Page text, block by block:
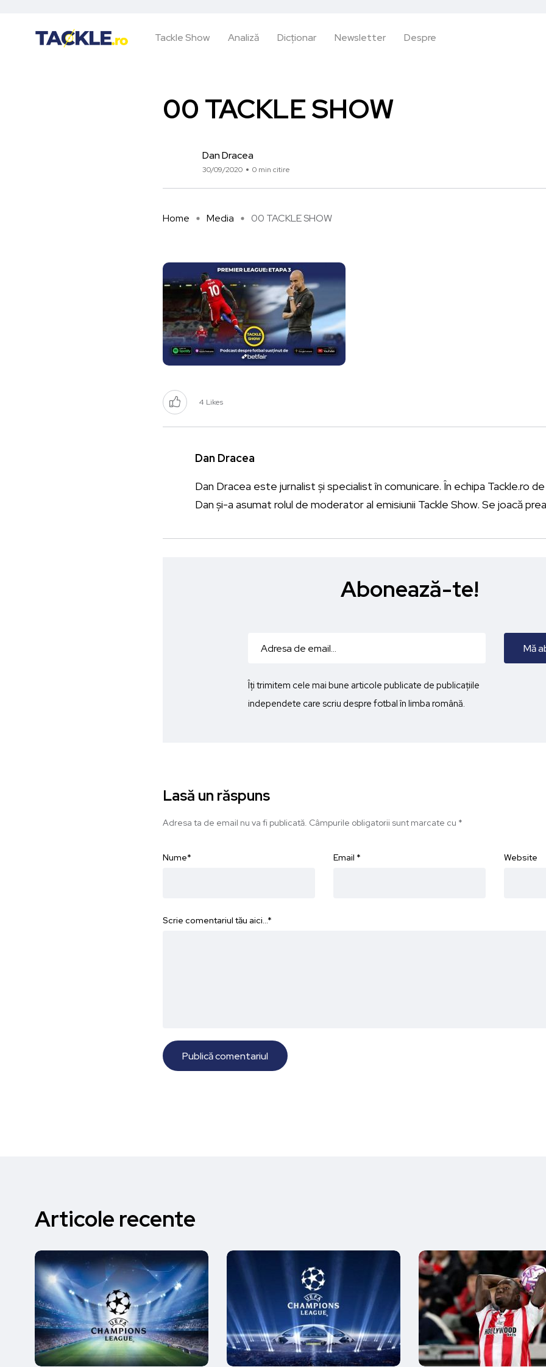
Tackle Show Analiză Dicționar Newsletter Despre
00 TACKLE SHOW
Dan Dracea
30/09/2020 0 min citire
Home Media 00 TACKLE SHOW
4 Likes
Dan Dracea
Dan Dracea este jurnalist și specialist în comunicare. În echipa Tackle.ro de
Dan și-a asumat rolul de moderator al emisiunii Tackle Show. Se joacă
Abonează-te!
Îți trimitem cele mai bune articole publicate de publicațiile
independete care scriu despre fotbal în limba română.
Lasă un răspuns
Adresa ta de email nu va fi publicată. Câmpurile obligatorii sunt marcate cu *
Nume* Email * Website
Scrie comentariul tău aici...*
Articole recente